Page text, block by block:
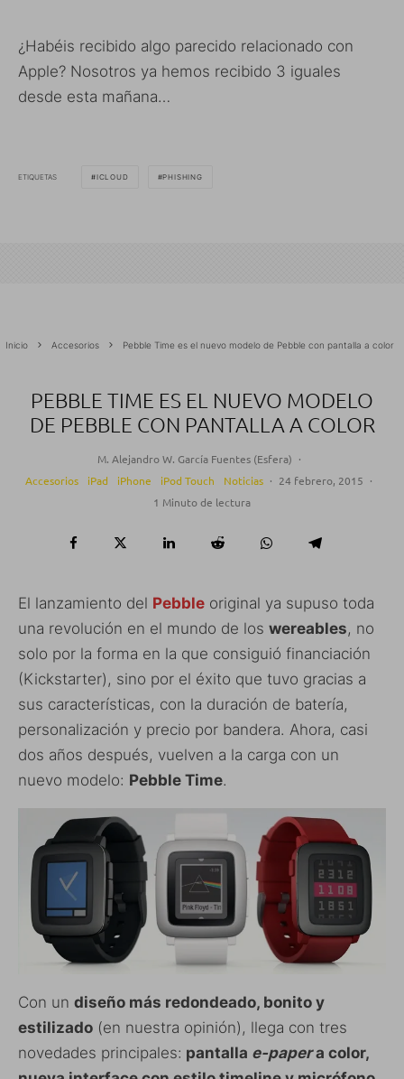
¿Habéis recibido algo parecido relacionado con
Apple? Nosotros ya hemos recibido 3 iguales
desde esta mañana…
ETIQUETAS ICLOUD PHISHING
Inicio Accesorios Pebble Time es el nuevo modelo de Pebble con pantalla a color
PEBBLE TIME ES EL NUEVO MODELO
DE PEBBLE CON PANTALLA A COLOR
M. Alejandro W. García Fuentes (Esfera) ·
Accesorios
iPad iPhone iPod Touch Noticias · 24 febrero, 2015 ·
1 Minuto de lectura
El lanzamiento del Pebble original ya supuso toda
una revolución en el mundo de los wereables, no
solo por la forma en la que consiguió financiación
(Kickstarter), sino por el éxito que tuvo gracias a
sus características, con la duración de batería,
personalización y precio por bandera. Ahora, casi
dos años después, vuelven a la carga con un
nuevo modelo: Pebble Time.
Con un diseño más redondeado, bonito y
estilizado (en nuestra opinión), llega con tres
novedades principales: pantalla e-papera color,